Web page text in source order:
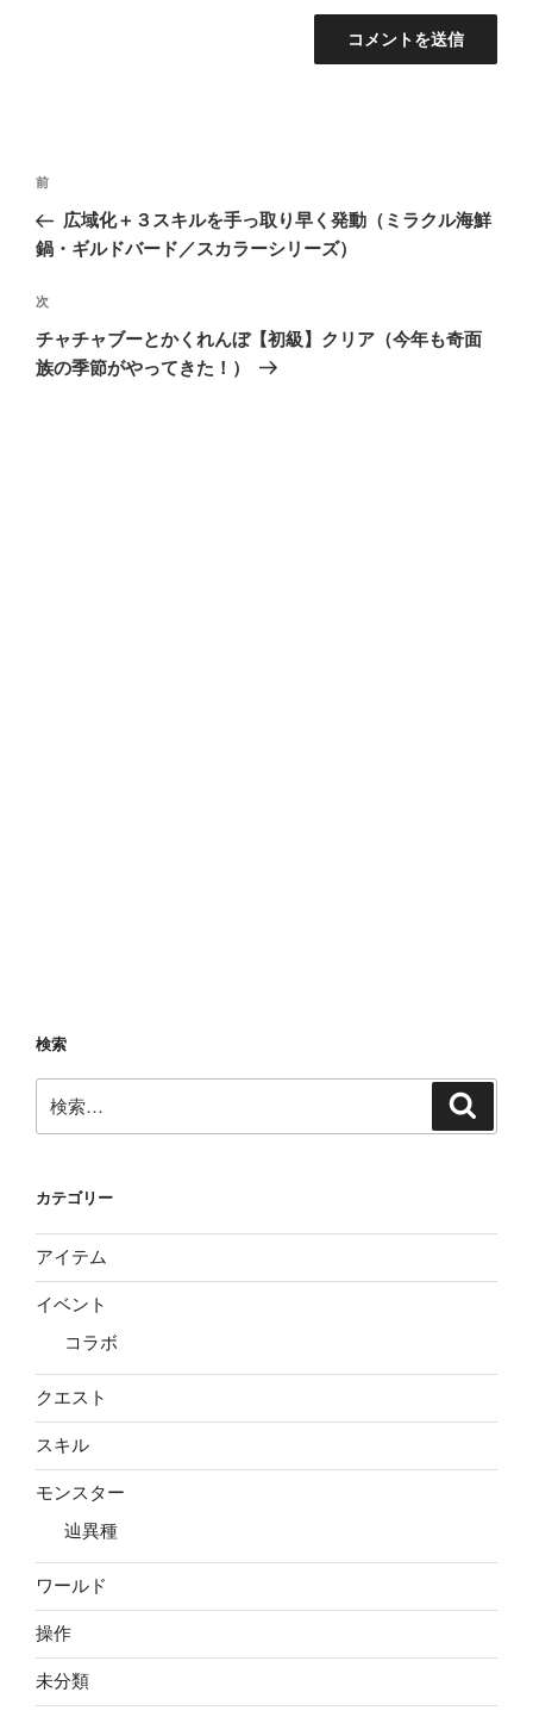
投
ナ
ゲ
ー
シ
前
の
投
前
広域化＋３スキルを手っ取り早く発動（ミラクル海鮮
鍋・ギルドバード／スカラーシリーズ）
次
の
投
次
チャチャブーとかくれんぼ【初級】クリア（今年も奇面
族の季節がやってきた！）
検索
索:
カテゴリー
アイテム
イベント
コラボ
クエスト
スキル
モンスター
辿異種
ワールド
操作
未分類